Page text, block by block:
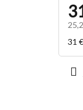
31